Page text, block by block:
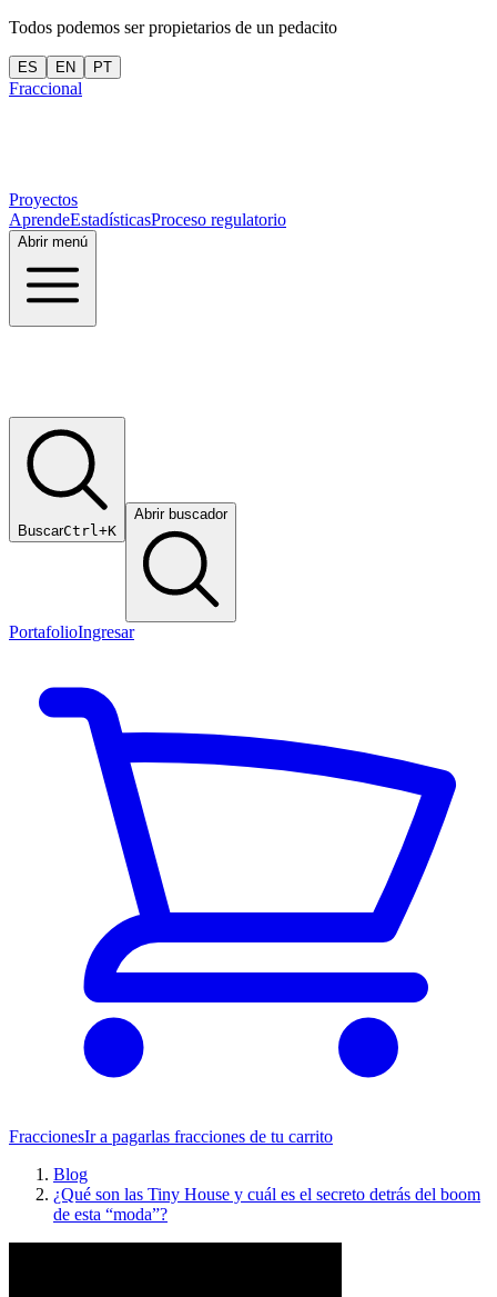
Todos podemos ser propietarios de un pedacito
ES EN PT
Fraccional
Proyectos
AprendeEstadísticasProceso regulatorio
Abrir menú
BuscarCtrl+K
Abrir buscador
PortafolioIngresar
FraccionesIr a pagarlas fracciones de tu carrito
Blog
¿Qué son las Tiny House y cuál es el secreto detrás del boom
de esta “moda”?